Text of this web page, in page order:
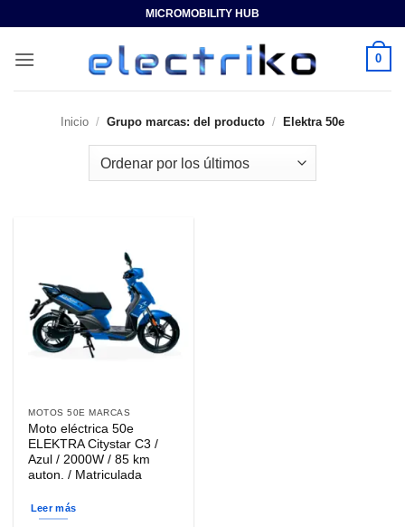
contenido
MICROMOBILITY HUB
0
Inicio / Grupo marcas: del producto / Elektra 50e
MOTOS 50E MARCAS
Moto eléctrica 50e
ELEKTRA Citystar C3 /
Azul / 2000W / 85 km
auton. / Matriculada
Leer más